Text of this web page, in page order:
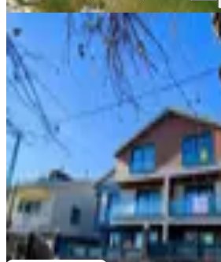
Fiyatı Düşürdük
Satılık Full
Silivri, Selimpaşa
7+2· 463 m²·
19.900.000 ₺
edm yapı gayrimenkulMetin Özdoğan
Ara